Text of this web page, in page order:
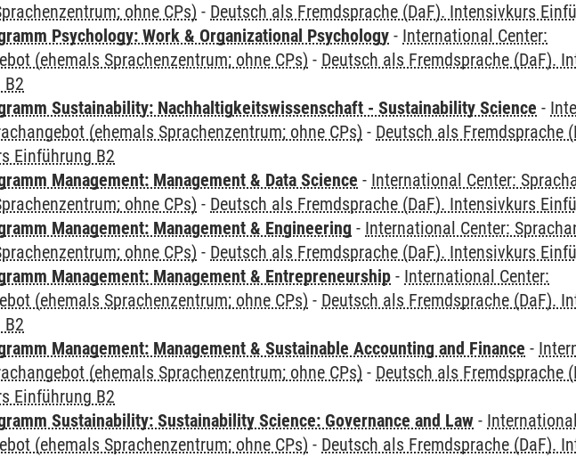
ohne CPs) - Deutsch als Fremdsprache (DaF). Intensivkurs
Psychology: Work & Organizational Psychology - International Center:
(ehemals Sprachenzentrum; ohne CPs) - Deutsch als Fremdsprache (DaF).
B2
Sustainability: Nachhaltigkeitswissenschaft - Sustainability Science -
(ehemals Sprachenzentrum; ohne CPs) - Deutsch als Fremdsprache
Einführung B2
Management: Management & Data Science - International Center:
ohne CPs) - Deutsch als Fremdsprache (DaF). Intensivkurs
Management: Management & Engineering - International Center:
ohne CPs) - Deutsch als Fremdsprache (DaF). Intensivkurs
Management: Management & Entrepreneurship - International Center:
(ehemals Sprachenzentrum; ohne CPs) - Deutsch als Fremdsprache (DaF).
B2
Management: Management & Sustainable Accounting and Finance -
(ehemals Sprachenzentrum; ohne CPs) - Deutsch als Fremdsprache
Einführung B2
Sustainability: Sustainability Science: Governance and Law -
(ehemals Sprachenzentrum; ohne CPs) - Deutsch als Fremdsprache (DaF).